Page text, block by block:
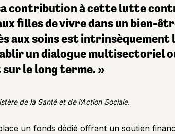
contribution à cette lutte
filles de vivre dans un bien-
aux soins est
un dialogue multisectoriel
le long terme. »
de la Santé et de l’Action Sociale.
un fonds dédié offrant un soutien